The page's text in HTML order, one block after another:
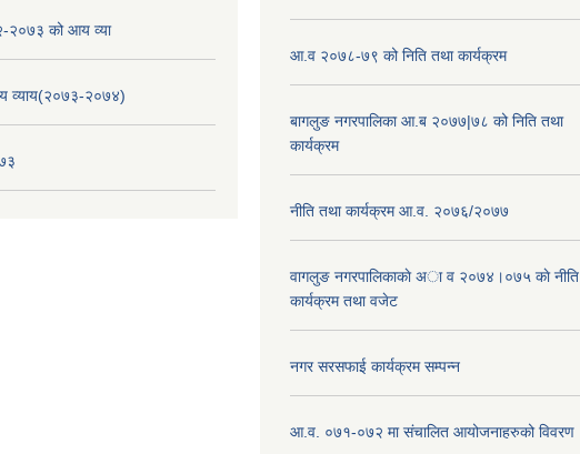
को आय व्या
२०७४)
आ.व २०७८-७९ को निति तथा कार्यक्रम
बागलुङ नगरपालिका आ.ब २०७७|७८ को निति तथा
कार्यक्रम
नीति तथा कार्यक्रम आ.व. २०७६/२०७७
वागलुङ नगरपालिकाकाे अा‍ व २०७४।०७५ काे नीति
कार्यक्रम तथा वजेट
नगर सरसफाई कार्यक्रम सम्पन्न
आ.व. ०७१-०७२ मा संचालित आयोजनाहरुको विवरण